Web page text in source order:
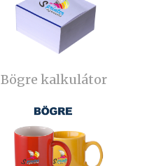
Bögre kalkulátor